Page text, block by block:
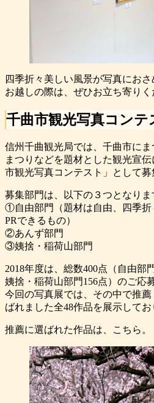
四季折々美しい風景が写真にお
お越しの際は、ぜひお立ち寄りく
千曲市観光写真コンテ
信州千曲観光局では、千曲市にま
まつりなどを題材とした観光宣
市観光写真コンテスト」として募
募集部門は、以下の３つとなりま
①自由部門（題材は自由、四季折
PRできるもの）
②あんず部門
③姨捨・稲荷山部門
2018年度は、総数400点（自由部
姨捨・稲荷山部門156点）のご応
今回の写真展では、その中で推
ばれました全48作品を展示してお
推薦に選ばれた作品は、こちら。